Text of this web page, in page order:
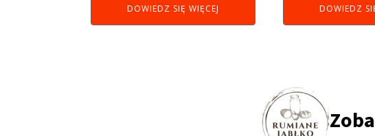
DOWIEDZ SIĘ WIĘCEJ DOWIEDZ